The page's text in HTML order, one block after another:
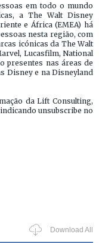
em todo o mundo
a The Walt Disney
e África (EMEA) há
nesta região, com
icónicas da The Walt
Lucasfilm, National
presentes nas áreas de
Disney e na Disneyland
da Lift Consulting,
unsubscribe no
Download All